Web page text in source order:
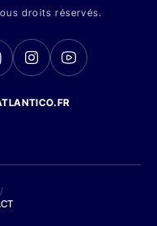
droits réservés.
/